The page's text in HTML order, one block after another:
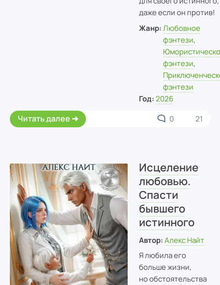
даже если он против!
Жанр: Любовное
фэнтези,
фэнтези,
фэнтези
Год: 2026
Читать далее 0 21
Исцеление
любовью.
Спасти
бывшего
истинного
Автор: Алекс Найт
Я любила его
больше жизни,
но обстоятельства